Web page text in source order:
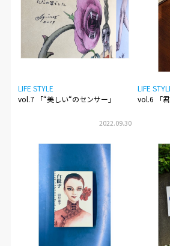
LIFE STYLE
vol.7 「“美しい“のセンサー」
2022.09.30
LIFE
vol.6 「君